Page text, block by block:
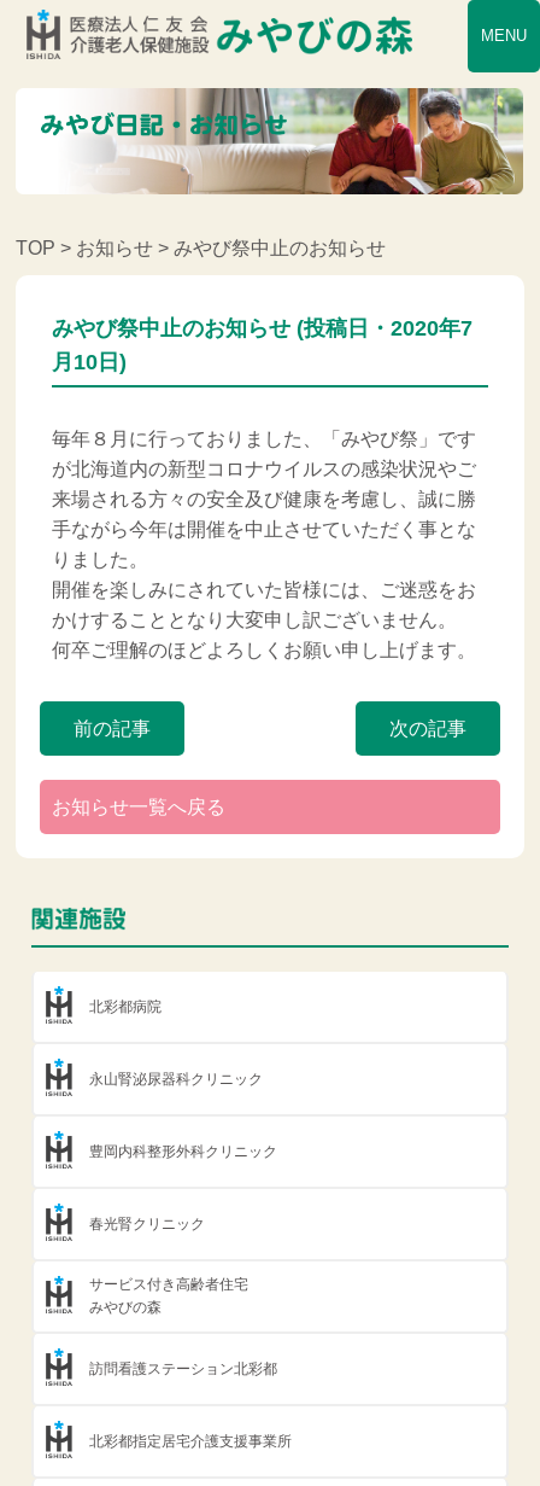
MENU
TOP > お知らせ > みやび祭中止のお知らせ
みやび祭中止のお知らせ (投稿日・2020年7
月10日)
毎年８月に行っておりました、「みやび祭」です
が北海道内の新型コロナウイルスの感染状況やご
来場される方々の安全及び健康を考慮し、誠に勝
手ながら今年は開催を中止させていただく事とな
りました。
開催を楽しみにされていた皆様には、ご迷惑をお
かけすることとなり大変申し訳ございません。
何卒ご理解のほどよろしくお願い申し上げます。
前の記事 次の記事
お知らせ一覧へ戻る
北彩都病院
永山腎泌尿器科クリニック
豊岡内科整形外科クリニック
春光腎クリニック
サービス付き高齢者住宅
みやびの森
訪問看護ステーション北彩都
北彩都指定居宅介護支援事業所